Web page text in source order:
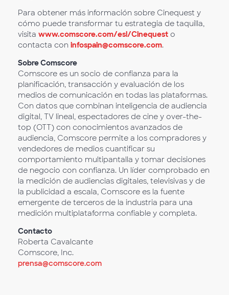
Para obtener más información sobre Cinequest y
cómo puede transformar tu estrategia de taquilla,
visita www.comscore.com/esl/Cinequest o
contacta con infospain@comscore.com.
Sobre Comscore
Comscore es un socio de confianza para la
planificación, transacción y evaluación de los
medios de comunicación en todas las plataformas.
Con datos que combinan inteligencia de audiencia
digital, TV lineal, espectadores de cine y over-the-
top (OTT) con conocimientos avanzados de
audiencia, Comscore permite a los compradores y
vendedores de medios cuantificar su
comportamiento multipantalla y tomar decisiones
de negocio con confianza. Un líder comprobado en
la medición de audiencias digitales, televisivas y de
la publicidad a escala, Comscore es la fuente
emergente de terceros de la industria para una
medición multiplataforma confiable y completa.
Contacto
Roberta Cavalcante
Comscore, Inc.
prensa@comscore.com